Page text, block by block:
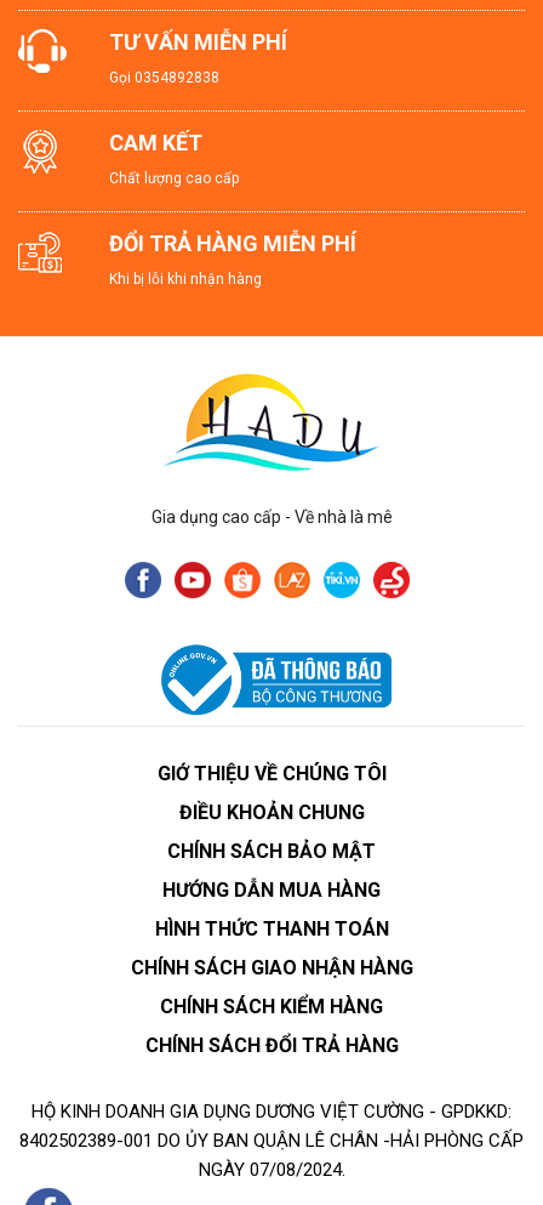
TƯ VẤN MIỄN PHÍ
Gọi 0354892838
CAM KẾT
Chất lượng cao cấp
ĐỔI TRẢ HÀNG MIỄN PHÍ
Khi bị lỗi khi nhận hàng
Gia dụng cao cấp - Về nhà là mê
GIỚ THIỆU VỀ CHÚNG TÔI
ĐIỀU KHOẢN CHUNG
CHÍNH SÁCH BẢO MẬT
HƯỚNG DẪN MUA HÀNG
HÌNH THỨC THANH TOÁN
CHÍNH SÁCH GIAO NHẬN HÀNG
CHÍNH SÁCH KIỂM HÀNG
CHÍNH SÁCH ĐỔI TRẢ HÀNG
HỘ KINH DOANH GIA DỤNG DƯƠNG VIỆT CƯỜNG - GPDKKD:
8402502389-001 DO ỦY BAN QUẬN LÊ CHÂN -HẢI PHÒNG CẤP
NGÀY 07/08/2024.